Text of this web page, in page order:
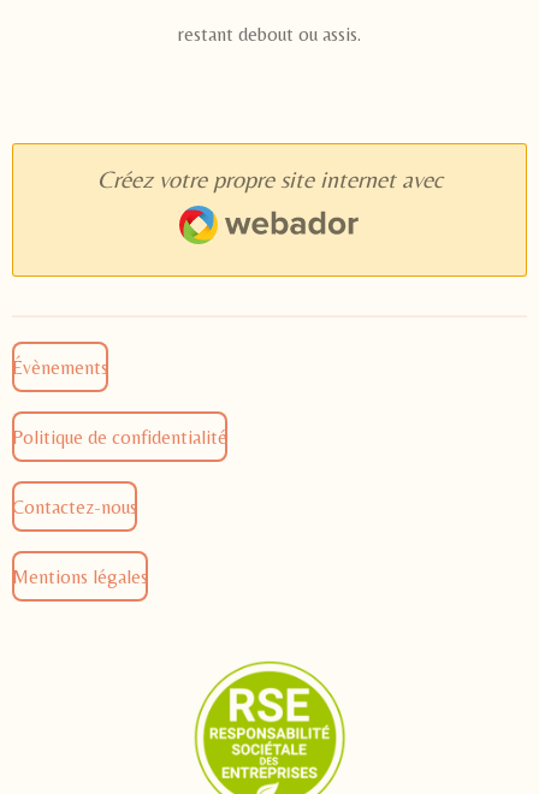
restant debout ou assis.
Créez votre propre site internet avec
Webador
Évènements
Politique de confidentialité
Contactez-nous
Mentions légales